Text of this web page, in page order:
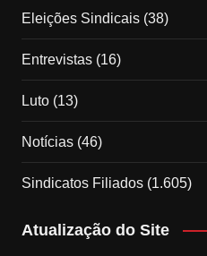
Eleições Sindicais(38)
Entrevistas(16)
Luto(13)
Notícias(46)
Sindicatos Filiados(1.605)
Atualização do Site